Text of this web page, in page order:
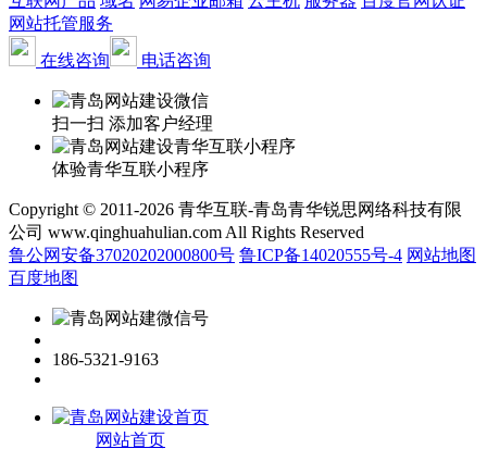
网站托管服务
在线咨询
电话咨询
扫一扫 添加客户经理
体验青华互联小程序
Copyright © 2011-2026 青华互联-青岛青华锐思网络科技有限
公司 www.qinghuahulian.com All Rights Reserved
鲁公网安备37020202000800号 鲁ICP备14020555号-4 网站地图
百度地图
186-5321-9163
网站首页